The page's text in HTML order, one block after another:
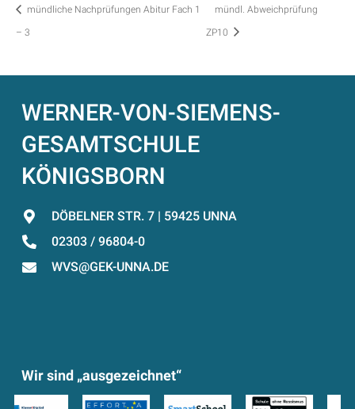
mündliche Nachprüfungen Abitur Fach 1
– 3
mündl. Abweichprüfung
ZP10
WERNER-VON-SIEMENS-
GESAMTSCHULE
KÖNIGSBORN
DÖBELNER STR. 7 | 59425 UNNA
02303 / 96804-0
WVS@GEK-UNNA.DE
Wir sind „ausgezeichnet“